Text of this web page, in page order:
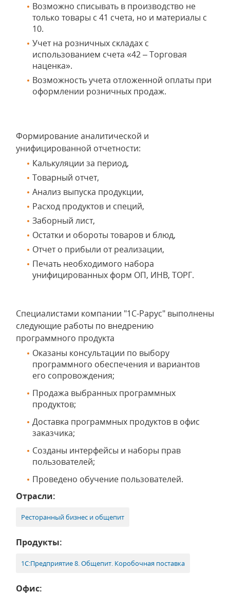
Возможно списывать в производство не
только товары с 41 счета, но и материалы с
10.
Учет на розничных складах с
использованием счета «42 – Торговая
наценка».
Возможность учета отложенной оплаты при
оформлении розничных продаж.
Формирование аналитической и
унифицированной отчетности:
Калькуляции за период,
Товарный отчет,
Анализ выпуска продукции,
Расход продуктов и специй,
Заборный лист,
Остатки и обороты товаров и блюд,
Отчет о прибыли от реализации,
Печать необходимого набора
унифицированных форм ОП, ИНВ, ТОРГ.
Специалистами компании "1С-Рарус" выполнены
следующие работы по внедрению
программного продукта
Оказаны консультации по выбору
программного обеспечения и вариантов
его сопровождения;
Продажа выбранных программных
продуктов;
Доставка программных продуктов в офис
заказчика;
Созданы интерфейсы и наборы прав
пользователей;
Проведено обучение пользователей.
Отрасли:
Ресторанный бизнес и общепит
Продукты:
1С:Предприятие 8. Общепит. Коробочная поставка
Офис: